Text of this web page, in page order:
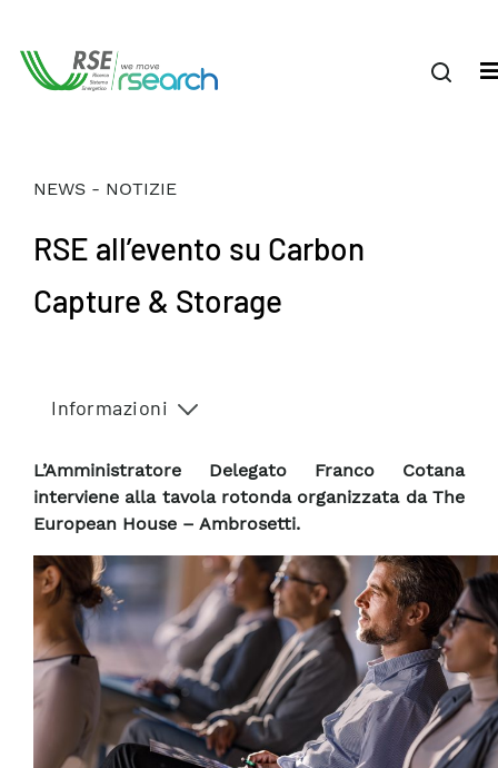
NEWS - NOTIZIE
RSE all’evento su Carbon
Capture & Storage
Informazioni
L’Amministratore Delegato Franco Cotana
interviene alla tavola rotonda organizzata da The
European House – Ambrosetti.